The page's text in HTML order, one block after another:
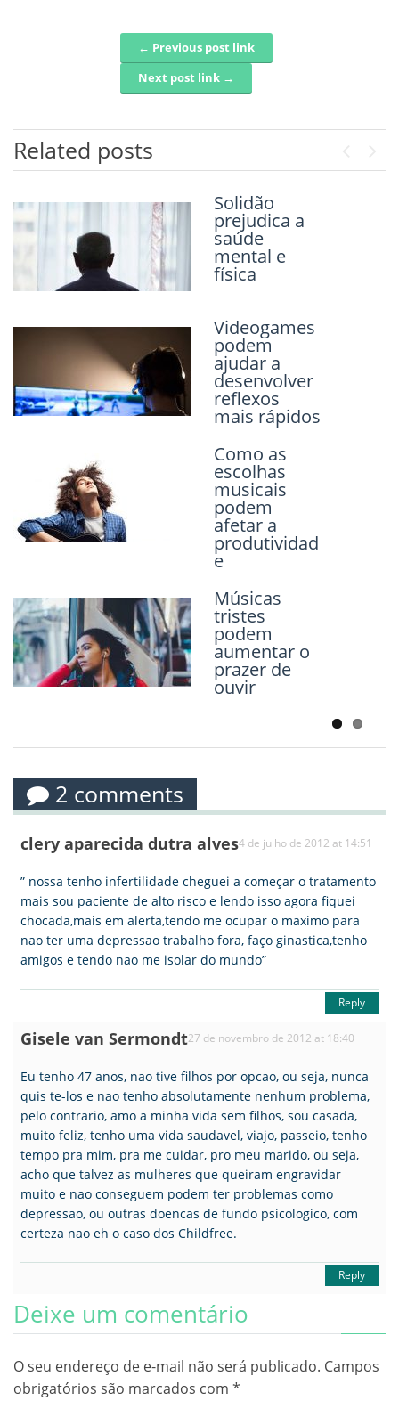
Post navigation← Previous post link
Next post link →
Related posts
Solidão
prejudica a
saúde
mental e
física
Videogames
podem
ajudar a
desenvolver
reflexos
mais rápidos
Como as
escolhas
musicais
podem
afetar a
produtividad
e
Músicas
tristes
podem
aumentar o
prazer de
ouvir
A função
adaptativa
emocional
dos sonhos
O
narcisismo e
seu impacto
na
psicoterapia
Caminhar na
natureza
melhora
função
cerebral
ignoram
estar
doentes
para não
desmarcar
compromiss
2 comments
clery aparecida dutra alves4 de julho de 2012 at 14:51
” nossa tenho infertilidade cheguei a começar o tratamento
mais sou paciente de alto risco e lendo isso agora fiquei
chocada,mais em alerta,tendo me ocupar o maximo para
nao ter uma depressao trabalho fora, faço ginastica,tenho
amigos e tendo nao me isolar do mundo”
Reply
Gisele van Sermondt27 de novembro de 2012 at 18:40
Eu tenho 47 anos, nao tive filhos por opcao, ou seja, nunca
quis te-los e nao tenho absolutamente nenhum problema,
pelo contrario, amo a minha vida sem filhos, sou casada,
muito feliz, tenho uma vida saudavel, viajo, passeio, tenho
tempo pra mim, pra me cuidar, pro meu marido, ou seja,
acho que talvez as mulheres que queiram engravidar
muito e nao conseguem podem ter problemas como
depressao, ou outras doencas de fundo psicologico, com
certeza nao eh o caso dos Childfree.
Reply
Deixe um comentário
O seu endereço de e-mail não será publicado. Campos
obrigatórios são marcados com *